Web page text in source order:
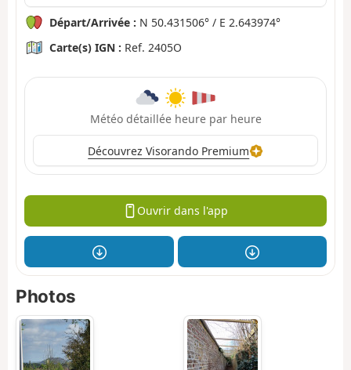
Départ/Arrivée : N 50.431506° / E 2.643974°
Carte(s) IGN : Ref. 2405O
Météo détaillée heure par heure
Découvrez Visorando Premium
Ouvrir dans l'app
Photos